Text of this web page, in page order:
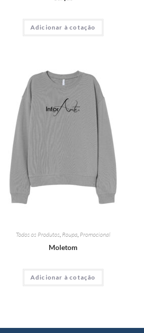
Adicionar à cotação
Todos os Produtos Roupa Promocional
Moletom
Adicionar à cotação